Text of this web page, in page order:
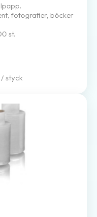
fotografier, böcker
st.
styck